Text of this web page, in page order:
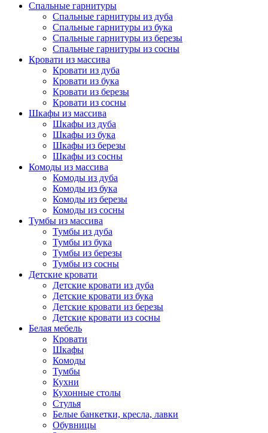
Спальные гарнитуры
Спальные гарнитуры из дуба
Спальные гарнитуры из бука
Спальные гарнитуры из березы
Спальные гарнитуры из сосны
Кровати из массива
Кровати из дуба
Кровати из бука
Кровати из березы
Кровати из сосны
Шкафы из массива
Шкафы из дуба
Шкафы из бука
Шкафы из березы
Шкафы из сосны
Комоды из массива
Комоды из дуба
Комоды из бука
Комоды из березы
Комоды из сосны
Тумбы из массива
Тумбы из дуба
Тумбы из бука
Тумбы из березы
Тумбы из сосны
Детские кровати
Детские кровати из дуба
Детские кровати из бука
Детские кровати из березы
Детские кровати из сосны
Белая мебель
Кровати
Шкафы
Комоды
Тумбы
Кухни
Кухонные столы
Стулья
Белые банкетки, кресла, лавки
Обувницы